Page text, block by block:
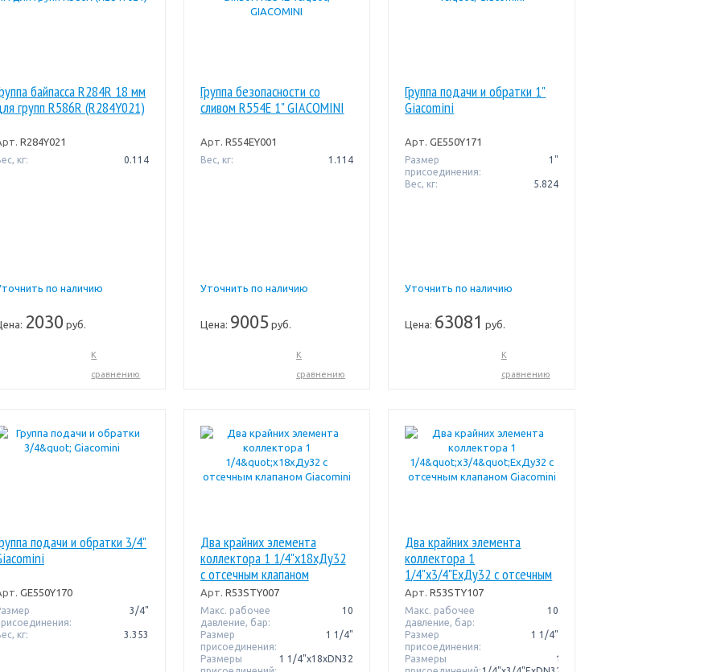
байпасса R284R 18 мм
групп R586R (R284Y021)
R284Y021
кг: 0.114
по наличию
2030 руб.
К
сравнению
Группа безопасности со
сливом R554E 1" GIACOMINI
Арт. R554EY001
Вес, кг: 1.114
Уточнить по наличию
Цена: 9005 руб.
К
сравнению
Группа подачи и обратки 1"
Giacomini
Арт. GE550Y171
Размер
присоединения:
1"
Вес, кг: 5.824
Уточнить по наличию
Цена: 63081 руб.
К
сравнению
подачи и обратки 3/4"
GE550Y170
3/4"
кг: 3.353
Два крайних элемента
коллектора 1 1/4"x18xДу32
c отсечным клапаном
Giacomini
Арт. R53STY007
Макс. рабочее
давление, бар:
10
Размер
присоединения:
1 1/4"
Размеры
1 1/4"x18xDN32
Два крайних элемента
коллектора 1
1/4"x3/4"ExДу32 c отсечным
клапаном Giacomini
Арт. R53STY107
Макс. рабочее
давление, бар:
10
Размер
присоединения:
1 1/4"
Размеры
1